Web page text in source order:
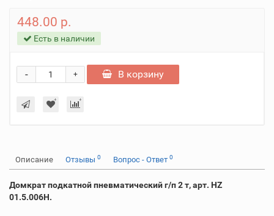
448.00 р.
Есть в наличии
+
- В корзину
Описание Отзывы 0 Вопрос - Ответ 0
Домкрат подкатной пневматический г/п 2 т, арт. HZ
01.5.006H.